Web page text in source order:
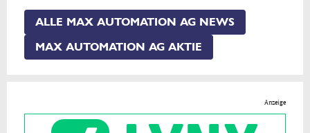
ALLE MAX AUTOMATION AG NEWS
MAX AUTOMATION AG AKTIE
Anzeige